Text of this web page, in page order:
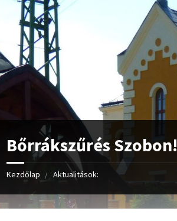
Bőrrákszűrés Szobon!
Kezdőlap Aktualitások: